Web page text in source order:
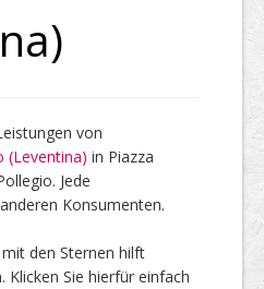
von
(Leventina) in Piazza
Jede
Konsumenten.
den Sternen hilft
Klicken Sie hierfür einfach